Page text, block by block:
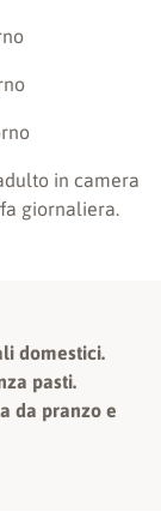
in camera
giornaliera.
domestici.
pasti.
da pranzo e